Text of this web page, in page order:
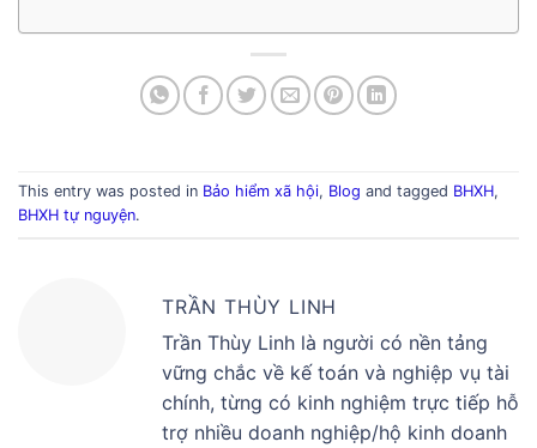
This entry was posted in Bảo hiểm xã hội, Blog and tagged BHXH,
BHXH tự nguyện.
TRẦN THÙY LINH
Trần Thùy Linh là người có nền tảng
vững chắc về kế toán và nghiệp vụ tài
chính, từng có kinh nghiệm trực tiếp hỗ
trợ nhiều doanh nghiệp/hộ kinh doanh